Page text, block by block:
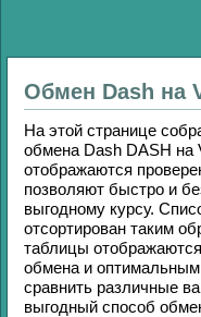
Обмен Dash на
На этой странице
обмена Dash DASH на
отображаются
позволяют быстро и
выгодному курсу.
отсортирован таким
таблицы
обмена и
сравнить различные
выгодный способ